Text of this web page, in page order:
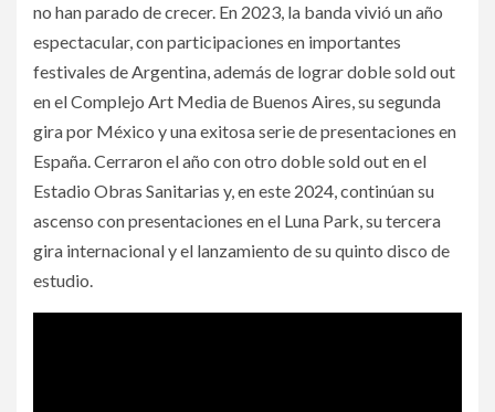
no han parado de crecer. En 2023, la banda vivió un año
espectacular, con participaciones en importantes
festivales de Argentina, además de lograr doble sold out
en el Complejo Art Media de Buenos Aires, su segunda
gira por México y una exitosa serie de presentaciones en
España. Cerraron el año con otro doble sold out en el
Estadio Obras Sanitarias y, en este 2024, continúan su
ascenso con presentaciones en el Luna Park, su tercera
gira internacional y el lanzamiento de su quinto disco de
estudio.